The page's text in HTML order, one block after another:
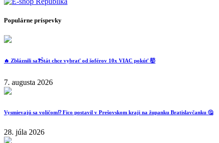
Populárne príspevky
🔥 Zbláznili sa❓️Štát chce vybrať od šoférov 10x VIAC pokúť 🤯
7. augusta 2026
Vysmievajú sa voličom⁉️ Fico postavil v Prešovskom kraji na županku Bratislavčanku 🤔
28. júla 2026